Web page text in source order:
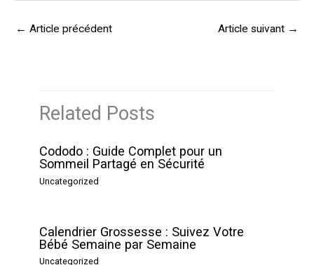
← Article précédent Article suivant →
Related Posts
Cododo : Guide Complet pour un
Sommeil Partagé en Sécurité
Uncategorized
Calendrier Grossesse : Suivez Votre
Bébé Semaine par Semaine
Uncategorized